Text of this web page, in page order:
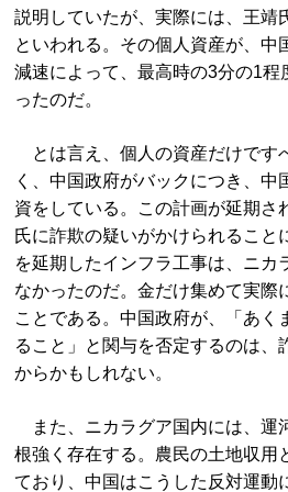
説明していたが、実際には、王靖
といわれる。その個人資産が、中
減速によって、最高時の3分の1程
ったのだ。
とは言え、個人の資産だけです
く、中国政府がバックにつき、中
資をしている。この計画が延期さ
氏に詐欺の疑いがかけられること
を延期したインフラ工事は、ニカ
なかったのだ。金だけ集めて実際
ことである。中国政府が、「あく
ること」と関与を否定するのは、
からかもしれない。
また、ニカラグア国内には、運
根強く存在する。農民の土地収用
ており、中国はこうした反対運動